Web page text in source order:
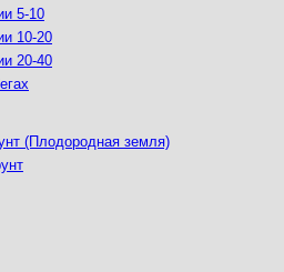
5-10
10-20
20-40
(Плодородная земля)